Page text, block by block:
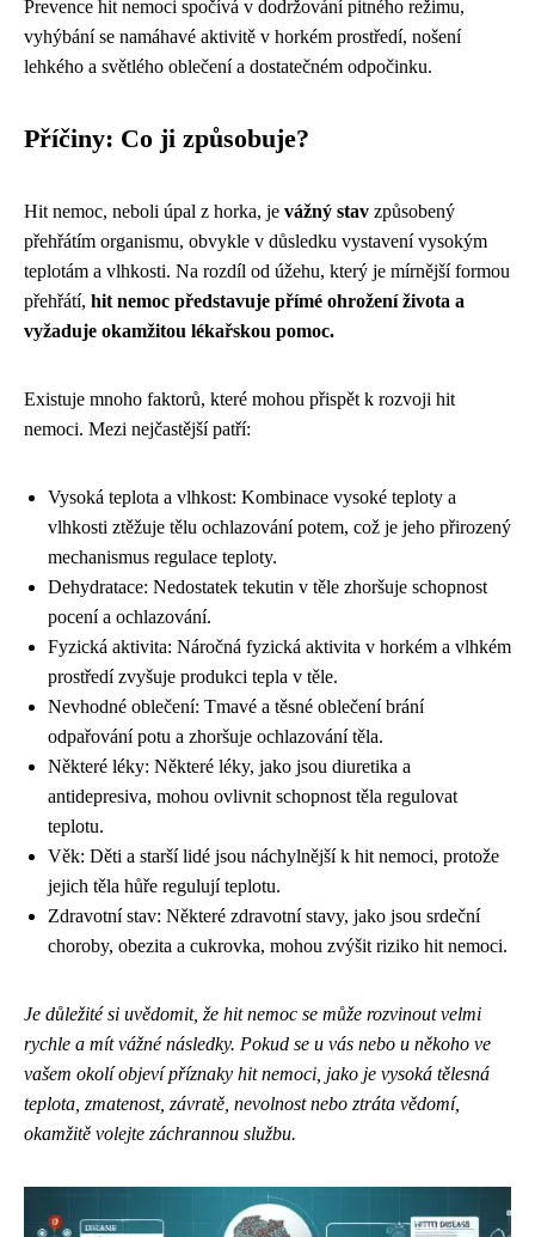
Prevence hit nemoci spočívá v dodržování pitného režimu,
vyhýbání se namáhavé aktivitě v horkém prostředí, nošení
lehkého a světlého oblečení a dostatečném odpočinku.
Příčiny: Co ji způsobuje?
Hit nemoc, neboli úpal z horka, je vážný stav způsobený
přehřátím organismu, obvykle v důsledku vystavení vysokým
teplotám a vlhkosti. Na rozdíl od úžehu, který je mírnější formou
přehřátí, hit nemoc představuje přímé ohrožení života a
vyžaduje okamžitou lékařskou pomoc.
Existuje mnoho faktorů, které mohou přispět k rozvoji hit
nemoci. Mezi nejčastější patří:
Vysoká teplota a vlhkost: Kombinace vysoké teploty a
vlhkosti ztěžuje tělu ochlazování potem, což je jeho přirozený
mechanismus regulace teploty.
Dehydratace: Nedostatek tekutin v těle zhoršuje schopnost
pocení a ochlazování.
Fyzická aktivita: Náročná fyzická aktivita v horkém a vlhkém
prostředí zvyšuje produkci tepla v těle.
Nevhodné oblečení: Tmavé a těsné oblečení brání
odpařování potu a zhoršuje ochlazování těla.
Některé léky: Některé léky, jako jsou diuretika a
antidepresiva, mohou ovlivnit schopnost těla regulovat
teplotu.
Věk: Děti a starší lidé jsou náchylnější k hit nemoci, protože
jejich těla hůře regulují teplotu.
Zdravotní stav: Některé zdravotní stavy, jako jsou srdeční
choroby, obezita a cukrovka, mohou zvýšit riziko hit nemoci.
Je důležité si uvědomit, že hit nemoc se může rozvinout velmi
rychle a mít vážné následky. Pokud se u vás nebo u někoho ve
vašem okolí objeví příznaky hit nemoci, jako je vysoká tělesná
teplota, zmatenost, závratě, nevolnost nebo ztráta vědomí,
okamžitě volejte záchrannou službu.